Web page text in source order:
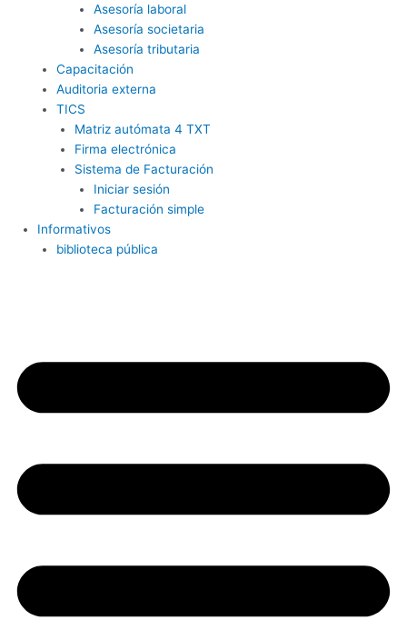
Asesoría laboral
Asesoría societaria
Asesoría tributaria
Capacitación
Auditoria externa
TICS
Matriz autómata 4 TXT
Firma electrónica
Sistema de Facturación
Iniciar sesión
Facturación simple
Informativos
biblioteca pública